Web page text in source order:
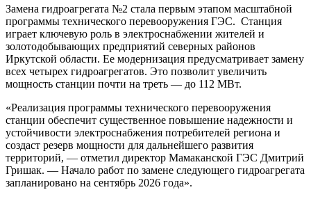
Замена гидроагрегата №2 стала первым этапом масштабной
программы технического перевооружения ГЭС. Станция
играет ключевую роль в электроснабжении жителей и
золотодобывающих предприятий северных районов
Иркутской области. Ее модернизация предусматривает замену
всех четырех гидроагрегатов. Это позволит увеличить
мощность станции почти на треть — до 112 МВт.
«Реализация программы технического перевооружения
станции обеспечит существенное повышение надежности и
устойчивости электроснабжения потребителей региона и
создаст резерв мощности для дальнейшего развития
территорий, — отметил директор Мамаканской ГЭС Дмитрий
Гришак. — Начало работ по замене следующего гидроагрегата
запланировано на сентябрь 2026 года».